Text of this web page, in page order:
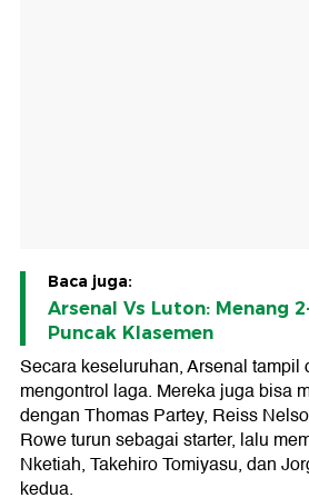
Baca juga:
Arsenal Vs Luton: Menang
Puncak Klasemen
Secara keseluruhan, Arsenal tampil
mengontrol laga. Mereka juga bisa
dengan Thomas Partey, Reiss
Rowe turun sebagai starter, lalu
Nketiah, Takehiro Tomiyasu, dan
kedua.